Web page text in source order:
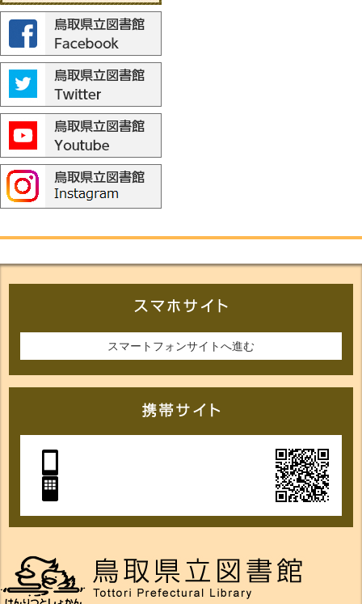
スマートフォンサイトへ進む